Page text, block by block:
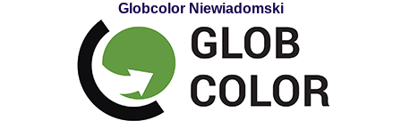
Globcolor Niewiadomski